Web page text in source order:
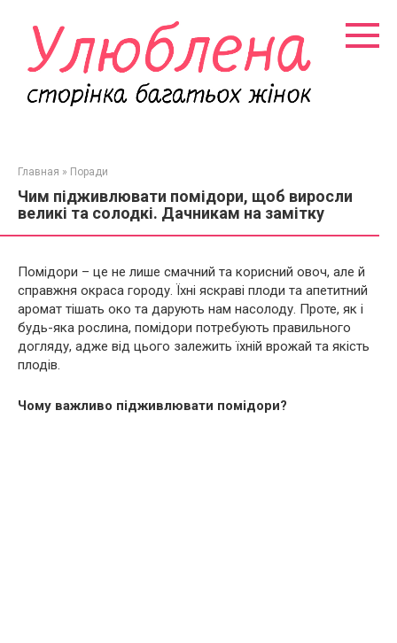
контенту
Главная » Поради
Чим підживлювати помідори, щоб виросли
великі та солодкі. Дачникам на замітку
Помідори – це не лише смачний та корисний овоч, але й
справжня окраса городу. Їхні яскраві плоди та апетитний
аромат тішать око та дарують нам насолоду. Проте, як і
будь-яка рослина, помідори потребують правильного
догляду, адже від цього залежить їхній врожай та якість
плодів.
Чому важливо підживлювати помідори?